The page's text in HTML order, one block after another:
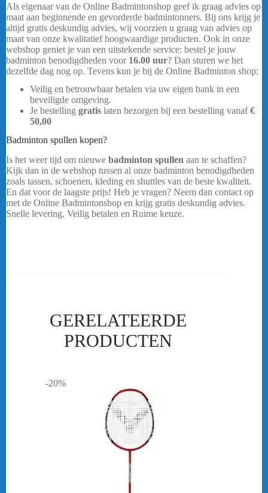
Als eigenaar van de Online Badmintonshop geef ik graag advies op
maat aan beginnende en gevorderde badmintonners. Bij ons krijg je
altijd gratis deskundig advies, wij voorzien u graag van advies op
maat van onze kwalitatief hoogwaardige producten. Ook in onze
webshop geniet je van een uitstekende service: bestel je jouw
badminton benodigdheden voor 16.00 uur? Dan sturen we het
dezelfde dag nog op. Tevens kun je bij de Online Badminton shop:
Veilig en betrouwbaar betalen via uw eigen bank in een
beveiligde omgeving.
Je bestelling gratis laten bezorgen bij een bestelling vanaf€
50,00
Badminton spullen kopen?
Is het weer tijd om nieuwe badminton spullen aan te schaffen?
Kijk dan in de webshop tussen al onze badminton benodigdheden
zoals tassen, schoenen, kleding en shuttles van de beste kwaliteit.
En dat voor de laagste prijs! Heb je vragen? Neem dan contact op
met de Online Badmintonshop en krijg gratis deskundig advies.
Snelle levering, Veilig betalen en Ruime keuze.
GERELATEERDE
PRODUCTEN
-20%